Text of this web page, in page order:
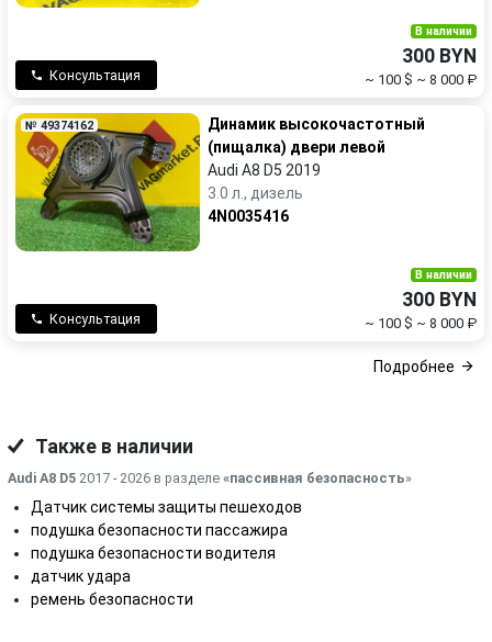
Консультация
В наличии
300 BYN
~ 100 $ ~ 8 000 ₽
№ 49374162
Динамик высокочастотный
(пищалка) двери левой
Audi A8 D5 2019
3.0 л., дизель
4N0035416
Консультация
В наличии
300 BYN
~ 100 $ ~ 8 000 ₽
Подробнее
Также в наличии
Audi A8 D5 2017 - 2026 в разделе «пассивная безопасность»
Датчик системы защиты пешеходов
подушка безопасности пассажира
подушка безопасности водителя
датчик удара
ремень безопасности